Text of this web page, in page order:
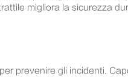
migliora la sicurezza
prevenire gli incidenti.